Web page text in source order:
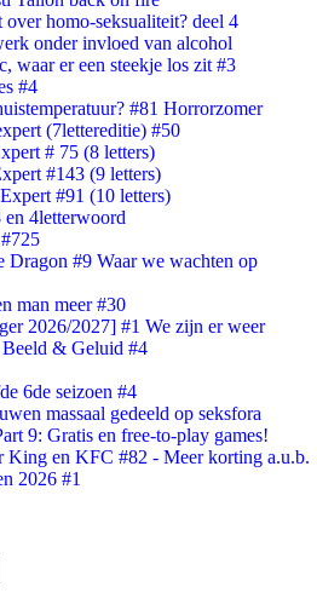
homo-seksualiteit? deel 4
onder invloed van alcohol
waar er een steekje los zit #3
#4
#81 Horrorzomer
(7lettereditie) #50
# 75 (8 letters)
#143 (9 letters)
#91 (10 letters)
en 4letterwoord
#9 Waar we wachten op
man meer #30
2026/2027] #1 We zijn er weer
& Geluid #4
6de seizoen #4
massaal gedeeld op seksfora
9: Gratis en free-to-play games!
King en KFC #82 - Meer korting a.u.b.
2026 #1